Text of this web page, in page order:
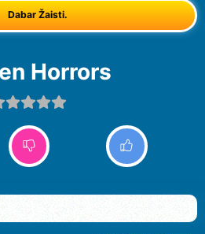
Dabar Žaisti.
Horrors